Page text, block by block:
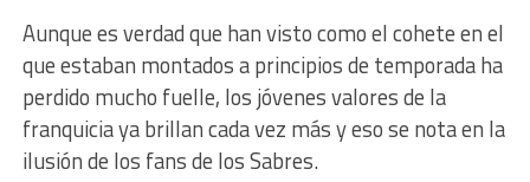
Aunque es verdad que han visto como el cohete en el
que estaban montados a principios de temporada ha
perdido mucho fuelle, los jóvenes valores de la
franquicia ya brillan cada vez más y eso se nota en la
ilusión de los fans de los Sabres.